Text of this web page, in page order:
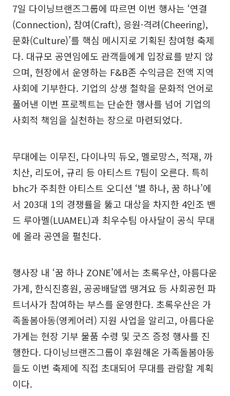
7일 다이닝브랜즈그룹에 따르면 이번 행사는 ‘연결
(Connection), 참여(Craft), 응원·격려(Cheering),
문화(Culture)’를 핵심 메시지로 기획된 참여형 축제
다. 대규모 공연임에도 관객들에게 입장료를 받지 않
으며, 현장에서 운영하는 F&B존 수익금은 전액 지역
사회에 기부한다. 기업의 상생 철학을 문화적 언어로
풀어낸 이번 프로젝트는 단순한 행사를 넘어 기업의
사회적 책임을 실천하는 장으로 마련되었다.
무대에는 이무진, 다이나믹 듀오, 멜로망스, 적재, 까
치산, 리도어, 규리 등 아티스트 7팀이 오른다. 특히
bhc가 주최한 아티스트 오디션 ‘별 하나, 꿈 하나’에
서 203대 1의 경쟁률을 뚫고 대상을 차지한 4인조 밴
드 루아멜(LUAMEL)과 최우수팀 아사달이 공식 무대
에 올라 공연을 펼친다.
행사장 내 ‘꿈 하나 ZONE’에서는 초록우산, 아름다운
가게, 한식진흥원, 공공배달앱 땡겨요 등 사회공헌 파
트너사가 참여하는 부스를 운영한다. 초록우산은 가
족돌봄아동(영케어러) 지원 사업을 알리고, 아름다운
가게는 현장 기부 물품 수령 및 굿즈 증정 행사를 진
행한다. 다이닝브랜즈그룹이 후원해온 가족돌봄아동
들도 이번 축제에 직접 초대되어 무대를 관람할 계획
이다.